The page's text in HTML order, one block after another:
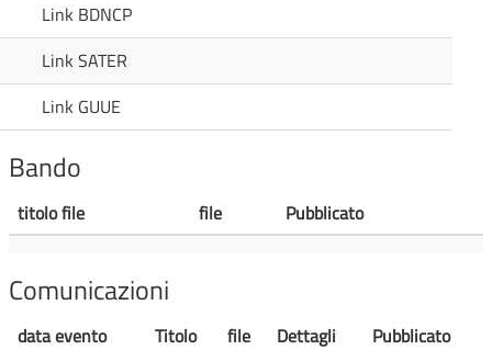
Link BDNCP
Link SATER
Link GUUE
Bando
titolo file file Pubblicato
Comunicazioni
data evento Titolo file Dettagli
Pubblicato